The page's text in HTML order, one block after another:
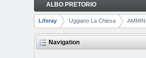
BANDI DI CONCORSO
Navigation
ALBO PRETORIO
Breadcrumbs
Liferay Uggiano La Chiesa
Navigation